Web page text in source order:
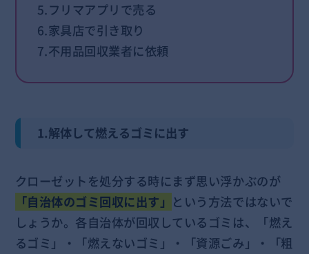
5.フリマアプリで売る
6.家具店で引き取り
7.不用品回収業者に依頼
1.解体して燃えるゴミに出す
クローゼットを処分する時にまず思い浮かぶのが
「自治体のゴミ回収に出す」 という方法ではないで
しょうか。各自治体が回収しているゴミは、「燃え
るゴミ」・「燃えないゴミ」・「資源ごみ」・「粗